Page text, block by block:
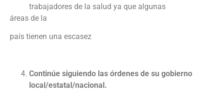
trabajadores de la salud ya que algunas
áreas de la
país tienen una escasez
Continúe siguiendo las órdenes de su gobierno
local/estatal/nacional.